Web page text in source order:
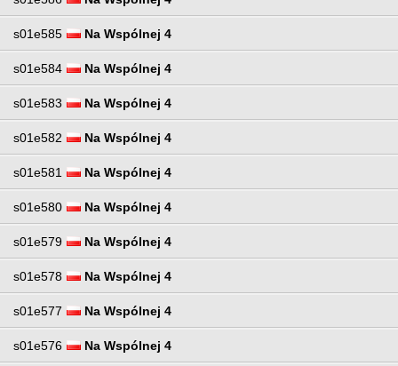
s01e585 Na Wspólnej 4
s01e584 Na Wspólnej 4
s01e583 Na Wspólnej 4
s01e582 Na Wspólnej 4
s01e581 Na Wspólnej 4
s01e580 Na Wspólnej 4
s01e579 Na Wspólnej 4
s01e578 Na Wspólnej 4
s01e577 Na Wspólnej 4
s01e576 Na Wspólnej 4